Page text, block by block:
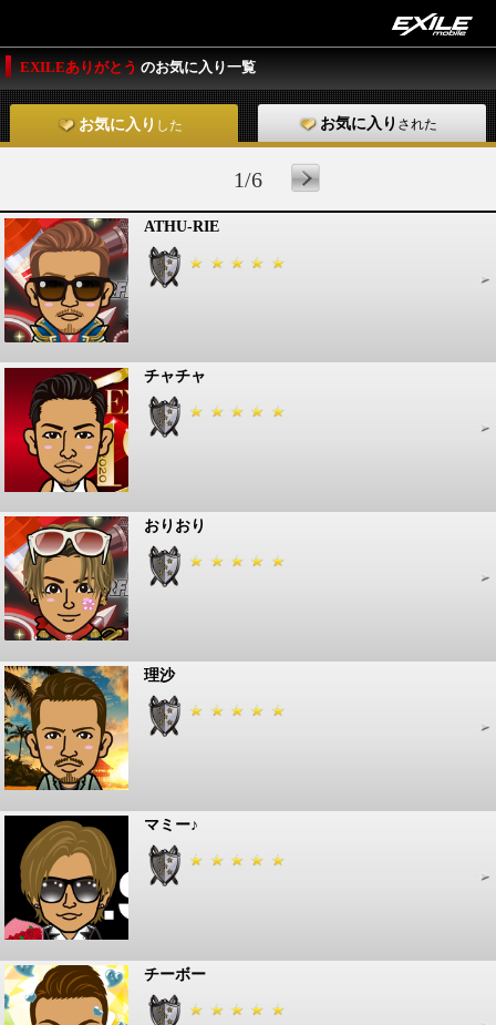
EXILEありがとう のお気に入り一覧
お気に入り した お気に入り された
1/6
ATHU-RIE
チャチャ
おりおり
理沙
マミー♪
チーボー